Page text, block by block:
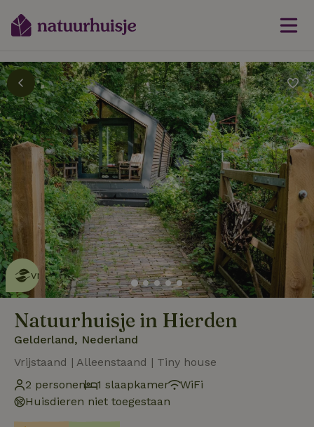
Dit natuurhuisje is eco-
vriendelijklees meer
Natuurhuisje in Hierden
Gelderland, Nederland
Vrijstaand | Alleenstaand | Tiny house
2 personen
1 slaapkamer
WiFi
Huisdieren niet toegestaan